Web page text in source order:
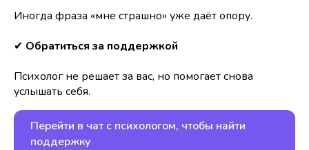
Иногда фраза «мне страшно» уже даёт опору.
✔ Обратиться за поддержкой
Психолог не решает за вас, но помогает снова
услышать себя.
Перейти в чат с психологом, чтобы найти
поддержку